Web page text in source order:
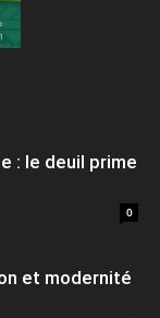
: le deuil prime
0
et modernité